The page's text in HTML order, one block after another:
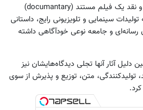
اکنون با خلق و طبقه‌بندی برداشت‌های چندگانه از واقعیت، دو مقوله ساخت و نقد یک فیلم مستند (documantary)
سینمایی و تلویزیونی رایج، داستانی
رسانه‌ای و جامعه نوعی خودآگاهی داشته
آثار آنها تجلی دیدگاه‌هایشان نیز
متن، توزیع و پذیرش از سوی